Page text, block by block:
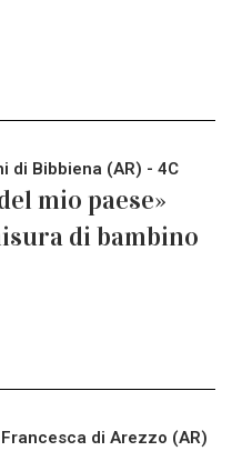
di Bibbiena (AR) - 4C
mio paese»
di bambino
di Arezzo (AR)